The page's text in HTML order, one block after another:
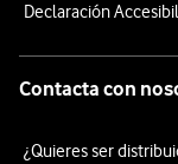
Declaración
Contacta con
¿Quieres ser